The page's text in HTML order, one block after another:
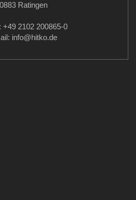
Ratingen
+49 2102 200865-0
info@hitko.de